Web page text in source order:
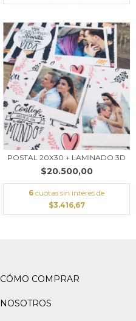
POSTAL 20X30 + LAMINADO 3D
$20.500,00
6 cuotas sin interés de
$3.416,67
CÓMO COMPRAR
NOSOTROS